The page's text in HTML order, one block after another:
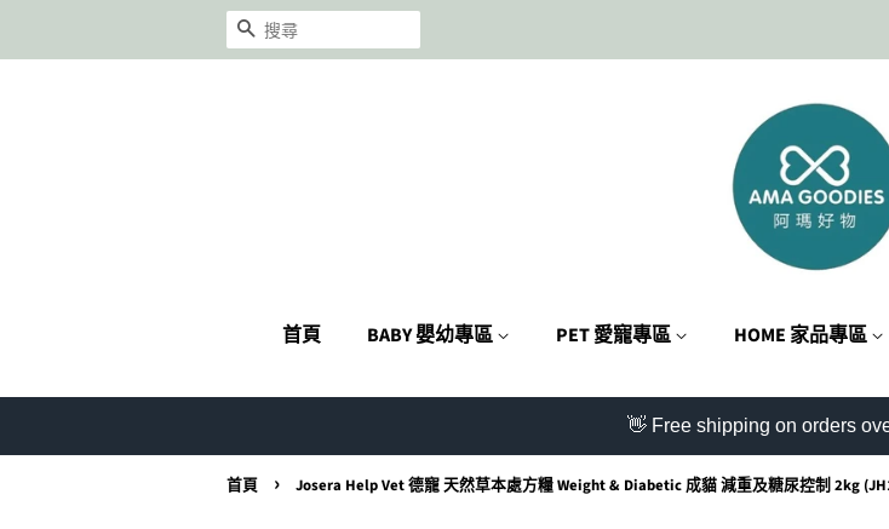
搜尋
首頁 BABY 嬰幼專區 PET 愛寵專區 HOME 家品專區
👋 Free shipping on orders
首頁 › Josera Help Vet 德寵 天然草本處方糧 Weight & Diabetic 成貓 減重及糖尿控制 2kg